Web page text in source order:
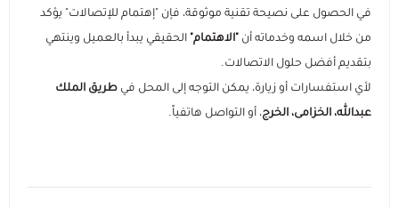
في الحصول على نصيحة تقنية موثوقة، فإن "إهتمام للإتصالات" يؤكد
من خلال اسمه وخدماته أن"الاهتمام"الحقيقي يبدأ بالعميل وينتهي
بتقديم أفضل حلول الاتصالات.
لأي استفسارات أو زيارة، يمكن التوجه إلى المحل فيطريق الملك
عبدالله، الخزامى، الخرج، أو التواصل هاتفياً.